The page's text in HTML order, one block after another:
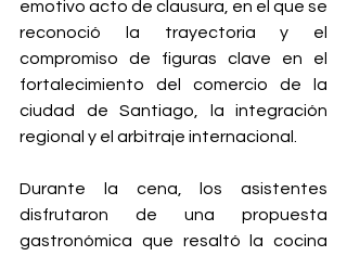
emotivo acto de clausura, en el que se
reconoció la trayectoria y el
compromiso de figuras clave en el
fortalecimiento del comercio de la
ciudad de Santiago, la integración
regional y el arbitraje internacional.
Durante la cena, los asistentes
disfrutaron de una propuesta
gastronómica que resaltó la cocina